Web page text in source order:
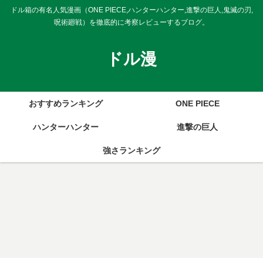
ドル箱の有名人気漫画（ONE PIECE,ハンターハンター,進撃の巨人,鬼滅の刃,
呪術廻戦）を徹底的に考察レビューするブログ。
ドル漫
おすすめランキング ONE PIECE
ハンターハンター 進撃の巨人
強さランキング